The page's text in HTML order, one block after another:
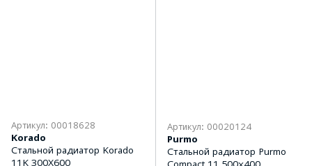
Артикул: 00018628
Korado
Стальной радиатор Korado
11K 300Х600
Артикул: 00020124
Purmo
Стальной радиатор Purmo
Compact 11 500х400